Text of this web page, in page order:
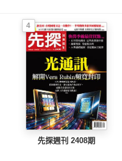
4
先探週刊 2408期